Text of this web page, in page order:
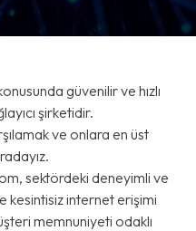
güvenilir ve hızlı
şirketidir.
ve onlara en üst
sektördeki deneyimli ve
kesintisiz internet erişimi
memnuniyeti odaklı